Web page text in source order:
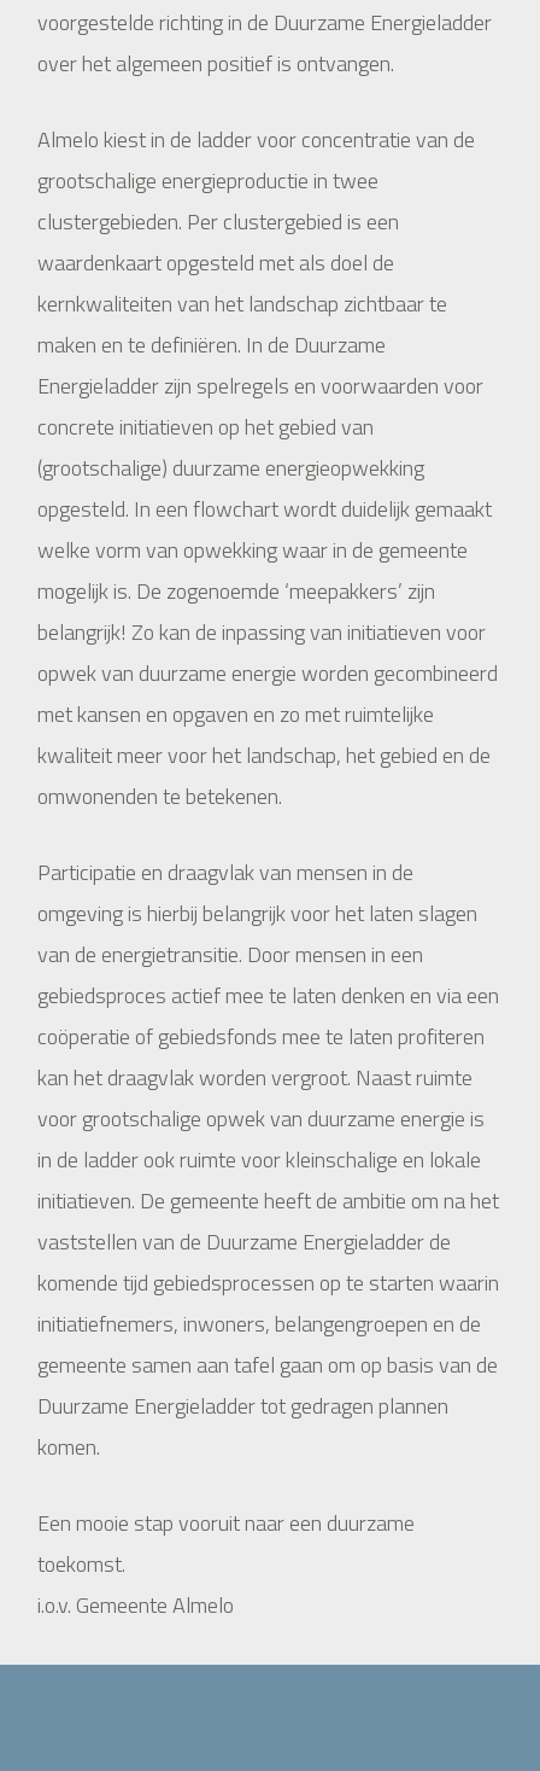
voorgestelde richting in de Duurzame Energieladder
over het algemeen positief is ontvangen.
Almelo kiest in de ladder voor concentratie van de
grootschalige energieproductie in twee
clustergebieden. Per clustergebied is een
waardenkaart opgesteld met als doel de
kernkwaliteiten van het landschap zichtbaar te
maken en te definiëren. In de Duurzame
Energieladder zijn spelregels en voorwaarden voor
concrete initiatieven op het gebied van
(grootschalige) duurzame energieopwekking
opgesteld. In een flowchart wordt duidelijk gemaakt
welke vorm van opwekking waar in de gemeente
mogelijk is. De zogenoemde ‘meepakkers’ zijn
belangrijk! Zo kan de inpassing van initiatieven voor
opwek van duurzame energie worden gecombineerd
met kansen en opgaven en zo met ruimtelijke
kwaliteit meer voor het landschap, het gebied en de
omwonenden te betekenen.
Participatie en draagvlak van mensen in de
omgeving is hierbij belangrijk voor het laten slagen
van de energietransitie. Door mensen in een
gebiedsproces actief mee te laten denken en via een
coöperatie of gebiedsfonds mee te laten profiteren
kan het draagvlak worden vergroot. Naast ruimte
voor grootschalige opwek van duurzame energie is
in de ladder ook ruimte voor kleinschalige en lokale
initiatieven. De gemeente heeft de ambitie om na het
vaststellen van de Duurzame Energieladder de
komende tijd gebiedsprocessen op te starten waarin
initiatiefnemers, inwoners, belangengroepen en de
gemeente samen aan tafel gaan om op basis van de
Duurzame Energieladder tot gedragen plannen
komen.
Een mooie stap vooruit naar een duurzame
toekomst.
i.o.v. Gemeente Almelo